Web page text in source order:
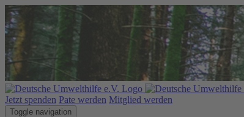
Jetzt spenden Pate werden Mitglied werden
Toggle navigation